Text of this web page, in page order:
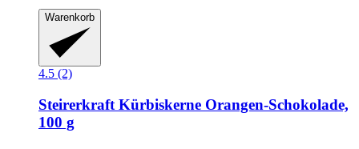
Warenkorb
4.5 (2)
Steirerkraft Kürbiskerne Orangen-​Schokolade,
100 g